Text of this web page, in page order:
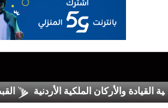
والأركان الملكية الأردنية القبض